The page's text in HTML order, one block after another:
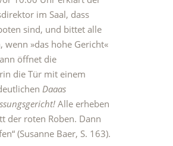
im Saal, dass
sind, und bittet alle
wenn »das hohe Gericht«
öffnet die
die Tür mit einem
Daaas
Alle erheben
der roten Roben. Dann
(Susanne Baer, S. 163).